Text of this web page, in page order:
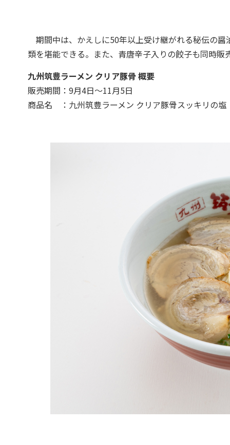
期間中は、かえしに50年以上受け継がれる秘伝の
類を堪能できる。また、青唐辛子入りの餃子も同時販
九州筑豊ラーメン クリア豚骨 概要
販売期間：9月4日～11月5日
商品名 ：九州筑豊ラーメン クリア豚骨スッキリの